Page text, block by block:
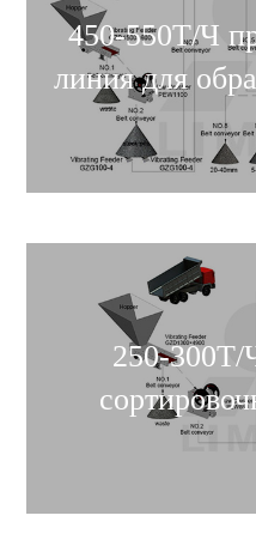
450-550Т/Ч
линия для
250-300Т/